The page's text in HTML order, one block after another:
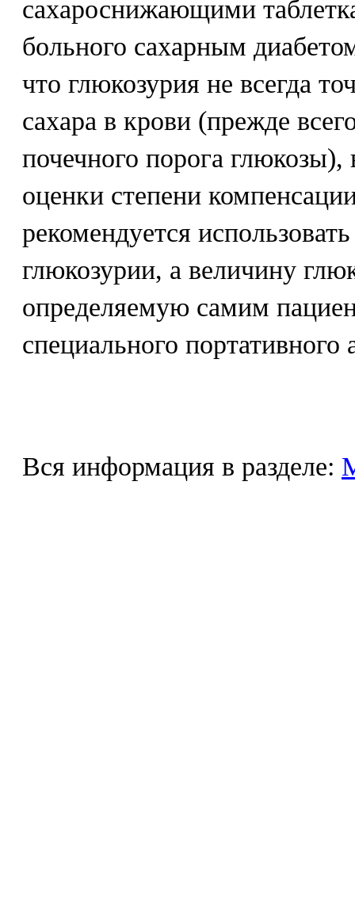
сахароснижающими
больного сахарным
что глюкозурия не всегда
сахара в крови (прежде
почечного порога
оценки степени
рекомендуется
глюкозурии, а величину
определяемую самим
специального портативного
Вся информация в разделе: